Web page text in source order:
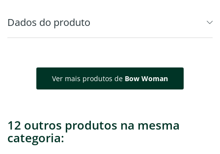
Dados do produto
Ver mais produtos de Bow Woman
12 outros produtos na mesma
categoria: